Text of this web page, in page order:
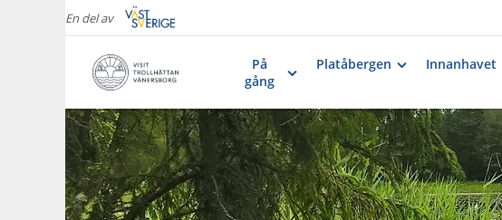
En del av
På
gång
Platåbergen Innanhavet